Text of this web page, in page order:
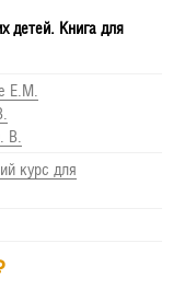
детей. Книга для
Е.М.
В.
курс для